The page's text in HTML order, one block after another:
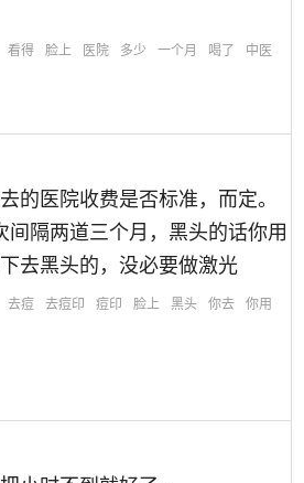
看得 脸上 医院 多少 一个月 喝了 中医
的医院收费是否标准，而定。
隔两道三个月，黑头的话你用
去黑头的，没必要做激光
去痘 去痘印 痘印 脸上 黑头 你去 你用